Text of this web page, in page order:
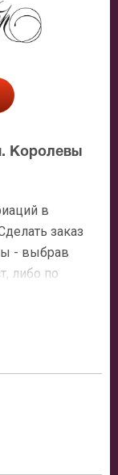
Королевы
в
заказ
- выбрав
либо по
35-00. После
адрес